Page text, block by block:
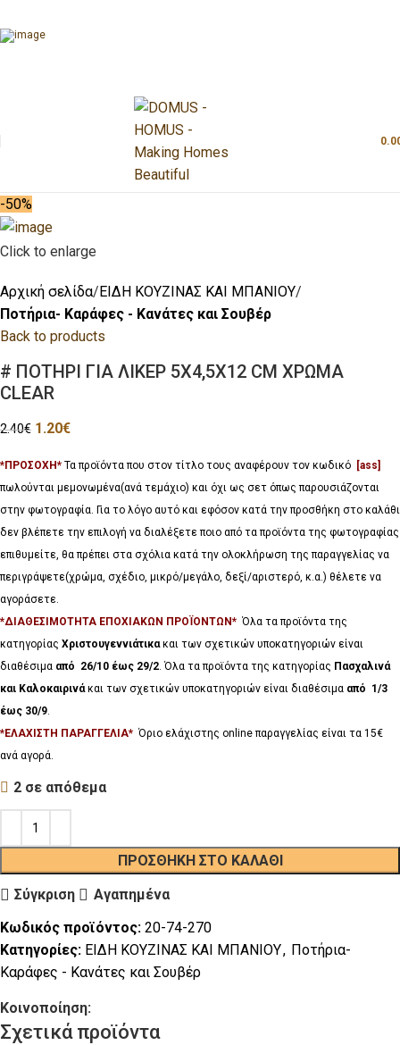
-50%
Click to enlarge
Αρχική σελίδα ΕΙΔΗ ΚΟΥΖΙΝΑΣ ΚΑΙ ΜΠΑΝΙΟΥ
Ποτήρια- Καράφες - Κανάτες και Σουβέρ
Back to products
# ΠΟΤΗΡΙ ΓΙΑ ΛΙΚΕΡ 5Χ4,5Χ12 CM ΧΡΩΜΑ
CLEAR
2.40€ 1.20€
*ΠΡΟΣΟΧΗ* Τα προϊόντα που στον τίτλο τους αναφέρουν τον κωδικό [ass]
πωλούνται μεμονωμένα(ανά τεμάχιο) και όχι ως σετ όπως παρουσιάζονται
στην φωτογραφία. Για το λόγο αυτό και εφόσον κατά την προσθήκη στο καλάθι
δεν βλέπετε την επιλογή να διαλέξετε ποιο από τα προϊόντα της φωτογραφίας
επιθυμείτε, θα πρέπει στα σχόλια κατά την ολοκλήρωση της παραγγελίας να
περιγράψετε(χρώμα, σχέδιο, μικρό/μεγάλο, δεξί/αριστερό, κ.α.) θέλετε να
αγοράσετε.
*ΔΙΑΘΕΣΙΜΟΤΗΤΑ ΕΠΟΧΙΑΚΩΝ ΠΡΟΪΟΝΤΩΝ* Όλα τα προϊόντα της
κατηγορίας Χριστουγεννιάτικακαι των σχετικών υποκατηγοριών είναι
διαθέσιμα από 26/10 έως 29/2 . Όλα τα προϊόντα της κατηγορίας Πασχαλινά
και Καλοκαιρινάκαι των σχετικών υποκατηγοριών είναι διαθέσιμα από 1/3
έως 30/9
*ΕΛΑΧΙΣΤΗ ΠΑΡΑΓΓΕΛΙΑ* Όριο ελάχιστης online παραγγελίας είναι τα 15€
ανά αγορά.
2 σε απόθεμα
ΠΡΟΣΘΉΚΗ ΣΤΟ ΚΑΛΆΘΙ
Σύγκριση
Αγαπημένα
Κωδικός προϊόντος: 20-74-270
Κατηγορίες: ΕΙΔΗ ΚΟΥΖΙΝΑΣ ΚΑΙ ΜΠΑΝΙΟΥ, Ποτήρια-
Καράφες - Κανάτες και Σουβέρ
Κοινοποίηση:
Σχετικά προϊόντα